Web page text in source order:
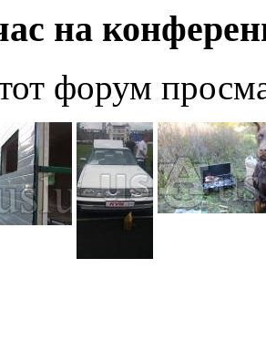
на
форум